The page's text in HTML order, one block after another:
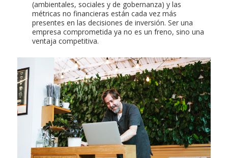
(ambientales, sociales y de gobernanza) y las
métricas no financieras están cada vez más
presentes en las decisiones de inversión. Ser una
empresa comprometida ya no es un freno, sino una
ventaja competitiva.